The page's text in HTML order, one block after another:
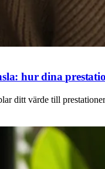
hur dina
ditt värde till